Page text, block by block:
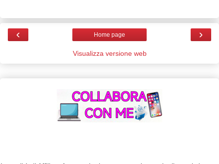
‹ ›
Home page
Visualizza versione web